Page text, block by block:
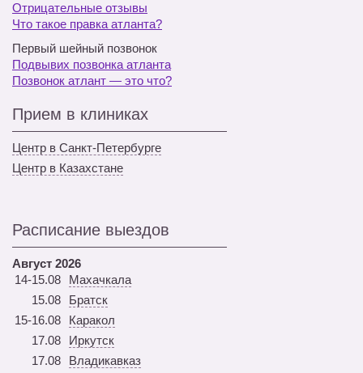
Отрицательные отзывы
Что такое правка атланта?
Первый шейный позвонок
Подвывих позвонка атланта
Позвонок атлант — это что?
Прием в клиниках
Центр в Санкт-Петербурге
Центр в Казахстане
Расписание выездов
Август 2026
14-15.08
Махачкала
15.08
Братск
15-16.08
Каракол
17.08
Иркутск
17.08
Владикавказ